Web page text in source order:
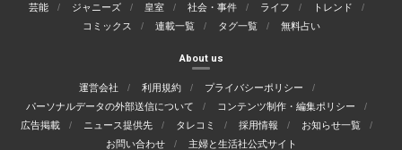
芸能 ジャニーズ 皇室 社会・事件 ライフ
トレンド
コミックス
連載一覧 タグ一覧 無料占い
About us
運営会社 利用規約
プライバシーポリシー
パーソナルデータの外部送信について
コンテンツ制作・編集ポリシー
広告掲載
ニュース提供先 タレコミ 採用情報
お知らせ一覧
お問い合わせ
主婦と生活社公式サイト